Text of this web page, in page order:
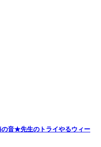
音★先生のトライやるウィー